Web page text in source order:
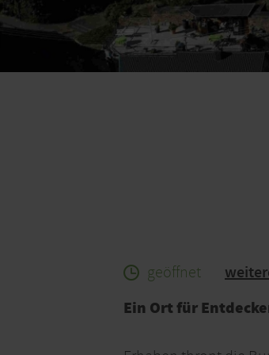
geöffnet
Ein Ort für